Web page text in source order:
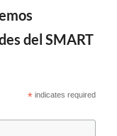
del SMART
* indicates required